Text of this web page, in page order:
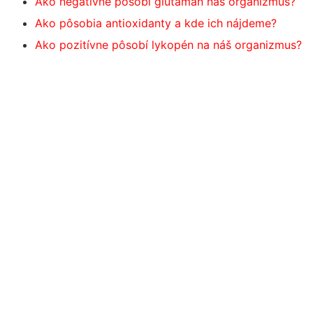
Ako pôsobia antioxidanty a kde ich nájdeme?
Ako pozitívne pôsobí lykopén na náš organizmus?